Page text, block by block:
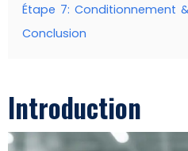
Étape 7: Conditionnement
Conclusion
Introduction